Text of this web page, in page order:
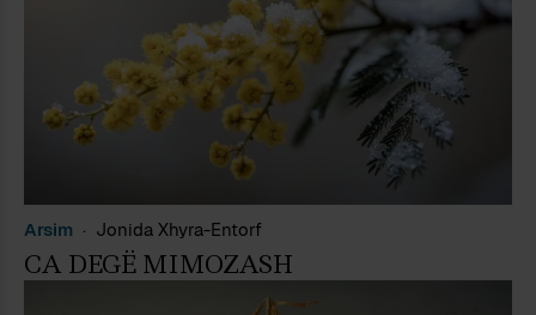
Arsim Jonida Xhyra-Entorf
CA DEGË MIMOZASH